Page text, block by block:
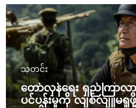
သတင်း
တော်လှန်ရေး ရှည်ကြာ
ပင်ပန်းမှုကို လျစ်လျူမရှု